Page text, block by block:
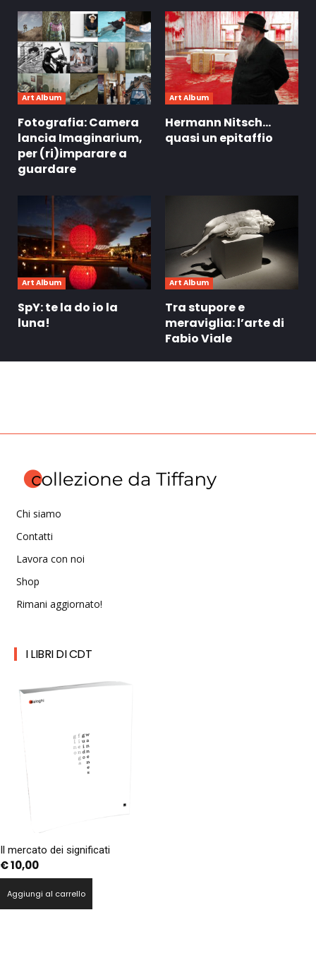
Art Album
Fotografia: Camera
lancia Imaginarium,
per (ri)imparare a
guardare
Art Album
Hermann Nitsch…
quasi un epitaffio
Art Album
SpY: te la do io la
luna!
Art Album
Tra stupore e
meraviglia: l’arte di
Fabio Viale
Chi siamo
Contatti
Lavora con noi
Shop
Rimani aggiornato!
I LIBRI DI CDT
Il mercato dei significati
€10,00
Aggiungi al carrello